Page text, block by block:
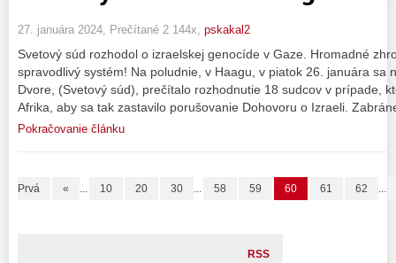
27. januára 2024, Prečítané 2 144x, pskakal2
Svetový súd rozhodol o izraelskej genocíde v Gaze. Hromadné
spravodlivý systém! Na poludnie, v Haagu, v piatok 26. januára sa
Dvore, (Svetový súd), prečítalo rozhodnutie 18 sudcov v prípade,
Afrika, aby sa tak zastavilo porušovanie Dohovoru o Izraeli.
Pokračovanie článku
Prvá « ... 10 20 30 ... 58 59 60 61 62 ...
RSS